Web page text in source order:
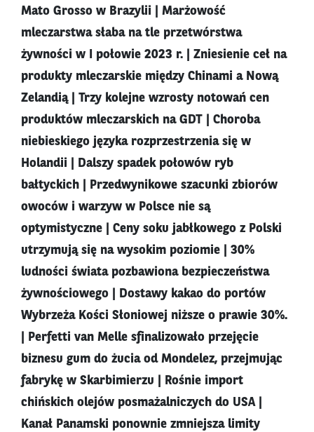
Mato Grosso w Brazylii | Marżowość
mleczarstwa słaba na tle przetwórstwa
żywności w I połowie 2023 r. | Zniesienie ceł na
produkty mleczarskie między Chinami a Nową
Zelandią | Trzy kolejne wzrosty notowań cen
produktów mleczarskich na GDT | Choroba
niebieskiego języka rozprzestrzenia się w
Holandii | Dalszy spadek połowów ryb
bałtyckich | Przedwynikowe szacunki zbiorów
owoców i warzyw w Polsce nie są
optymistyczne | Ceny soku jabłkowego z Polski
utrzymują się na wysokim poziomie | 30%
ludności świata pozbawiona bezpieczeństwa
żywnościowego | Dostawy kakao do portów
Wybrzeża Kości Słoniowej niższe o prawie 30%.
| Perfetti van Melle sfinalizowało przejęcie
biznesu gum do żucia od Mondelez, przejmując
fabrykę w Skarbimierzu | Rośnie import
chińskich olejów posmażalniczych do USA |
Kanał Panamski ponownie zmniejsza limity